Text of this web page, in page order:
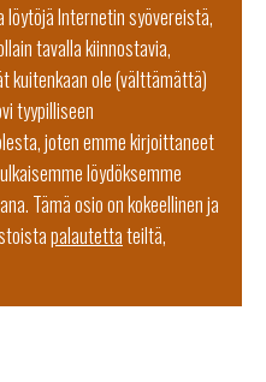
löytöjä Internetin syövereistä,
tavalla kiinnostavia,
kuitenkaan ole (välttämättä)
tyypilliseen
joten emme kirjoittaneet
löydöksemme
Tämä osio on kokeellinen ja
palautettateiltä,